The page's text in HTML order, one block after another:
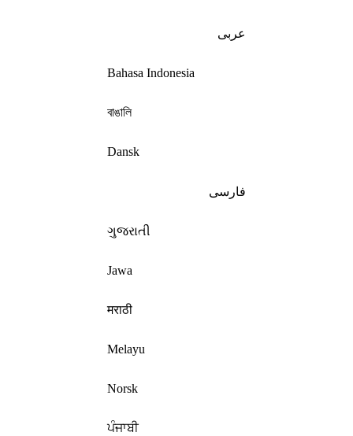
عربى
Bahasa Indonesia
বাঙালি
Dansk
فارسی
ગુજરાતી
Jawa
मराठी
Melayu
Norsk
ਪੰਜਾਬੀ